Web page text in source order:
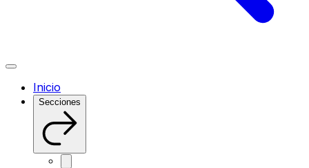
Inicio
Secciones